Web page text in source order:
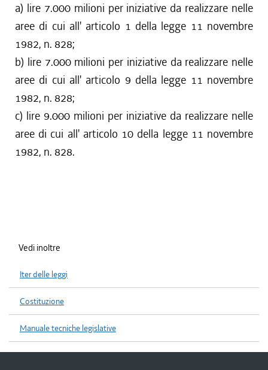
a) lire 7.000 milioni per iniziative da realizzare nelle
aree di cui all' articolo 1 della legge 11 novembre
1982, n. 828;
b) lire 7.000 milioni per iniziative da realizzare nelle
aree di cui all' articolo 9 della legge 11 novembre
1982, n. 828;
c) lire 9.000 milioni per iniziative da realizzare nelle
aree di cui all' articolo 10 della legge 11 novembre
1982, n. 828.
Vedi inoltre
Iter delle leggi
Costituzione
Manuale tecniche legislative